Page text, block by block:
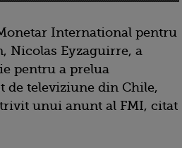
International pentru
Nicolas Eyzaguirre, a
pentru a prelua
de televiziune din Chile,
unui anunt al FMI, citat